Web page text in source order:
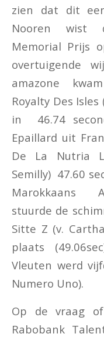
zien dat dit
Nooren wist
Memorial Prijs
overtuigende
amazone
Royalty Des
in 46.74
Epaillard uit
De La Nutria
Semilly) 47.60
Marokkaans
stuurde de
Sitte Z (v.
plaats
Vleuten werd
Numero Uno).
Op de vraag
Rabobank